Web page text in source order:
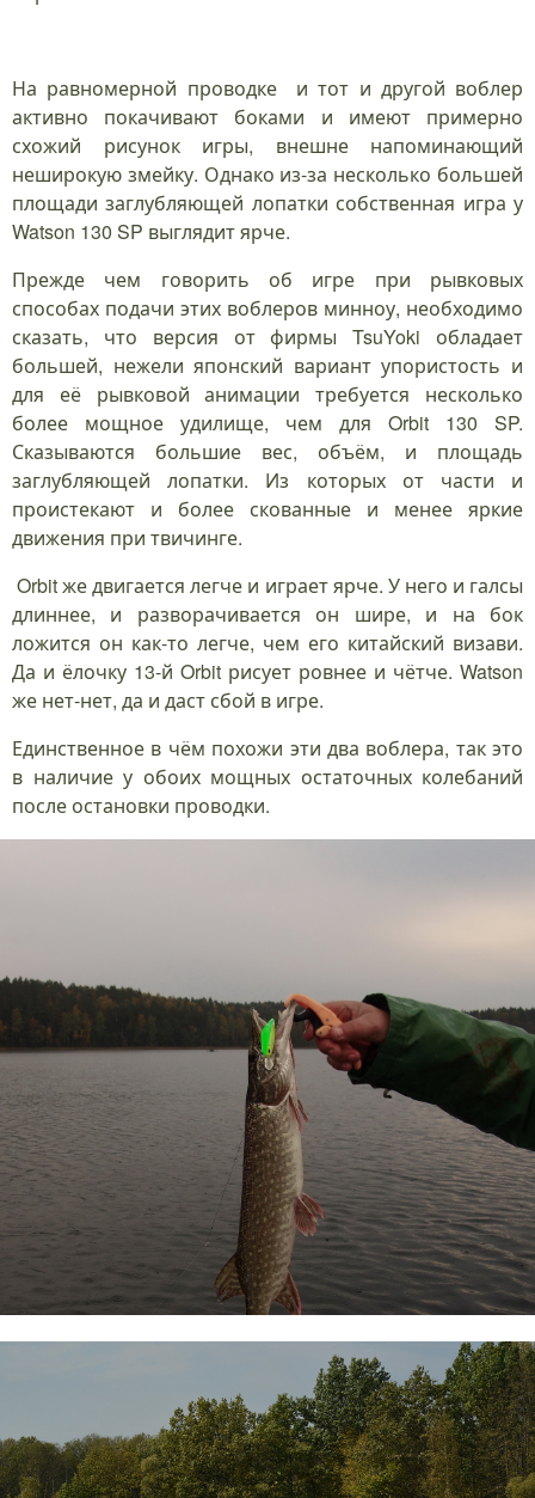
На равномерной проводке и тот и другой воблер
активно покачивают боками и имеют примерно
схожий рисунок игры, внешне напоминающий
неширокую змейку. Однако из-за несколько большей
площади заглубляющей лопатки собственная игра у
Watson 130 SP выглядит ярче.
Прежде чем говорить об игре при рывковых
способах подачи этих воблеров минноу, необходимо
сказать, что версия от фирмы TsuYoki обладает
большей, нежели японский вариант упористость и
для её рывковой анимации требуется несколько
более мощное удилище, чем для Orbit 130 SP.
Сказываются большие вес, объём, и площадь
заглубляющей лопатки. Из которых от части и
проистекают и более скованные и менее яркие
движения при твичинге.
Orbit же двигается легче и играет ярче. У него и галсы
длиннее, и разворачивается он шире, и на бок
ложится он как-то легче, чем его китайский визави.
Да и ёлочку 13-й Orbit рисует ровнее и чётче. Watson
же нет-нет, да и даст сбой в игре.
Единственное в чём похожи эти два воблера, так это
в наличие у обоих мощных остаточных колебаний
после остановки проводки.